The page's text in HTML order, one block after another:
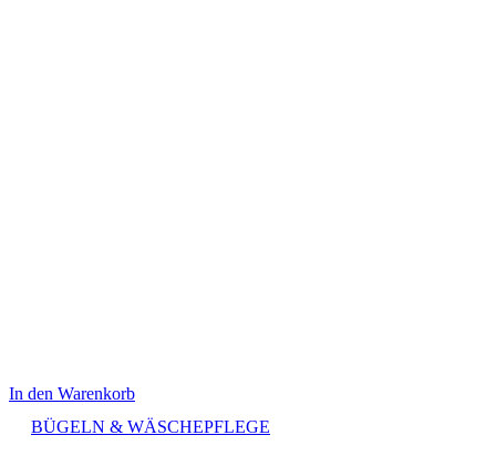
In den Warenkorb
BÜGELN & WÄSCHEPFLEGE